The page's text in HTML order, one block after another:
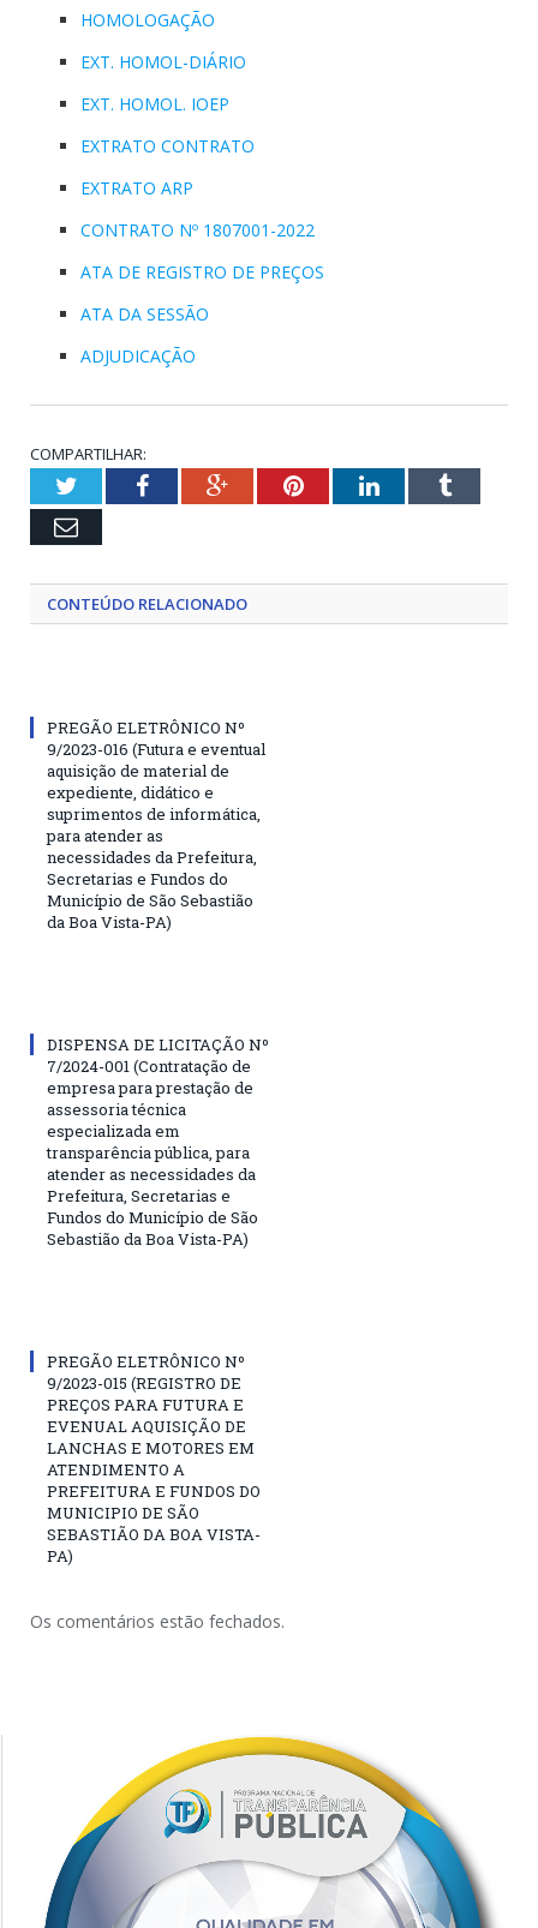
HOMOLOGAÇÃO
EXT. HOMOL-DIÁRIO
EXT. HOMOL. IOEP
EXTRATO CONTRATO
EXTRATO ARP
CONTRATO Nº 1807001-2022
ATA DE REGISTRO DE PREÇOS
ATA DA SESSÃO
ADJUDICAÇÃO
COMPARTILHAR:
TwitterFacebookGoogle+PinterestLinkedInTumblr
Email
CONTEÚDO RELACIONADO
PREGÃO ELETRÔNICO Nº
9/2023-016 (Futura e eventual
aquisição de material de
expediente, didático e
suprimentos de informática,
para atender as
necessidades da Prefeitura,
Secretarias e Fundos do
Município de São Sebastião
da Boa Vista-PA)
DISPENSA DE LICITAÇÃO Nº
7/2024-001 (Contratação de
empresa para prestação de
assessoria técnica
especializada em
transparência pública, para
atender as necessidades da
Prefeitura, Secretarias e
Fundos do Município de São
Sebastião da Boa Vista-PA)
PREGÃO ELETRÔNICO Nº
9/2023-015 (REGISTRO DE
PREÇOS PARA FUTURA E
EVENUAL AQUISIÇÃO DE
LANCHAS E MOTORES EM
ATENDIMENTO A
PREFEITURA E FUNDOS DO
MUNICIPIO DE SÃO
SEBASTIÃO DA BOA VISTA-
PA)
Os comentários estão fechados.